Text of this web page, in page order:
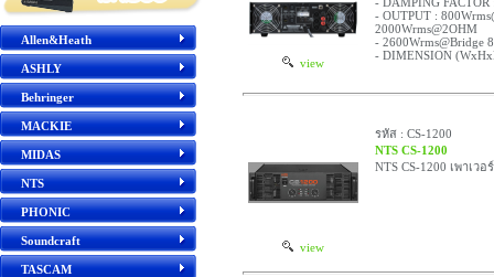
Allen&Heath
ASHLY
Behringer
MACKIE
MIDAS
NTS
PHONIC
Soundcraft
TASCAM
view
- OUTPUT :
2000Wrms@2OHM
- 2600Wrms@Bridge
- DIMENSION
view
รหัส : CS-1200
NTS CS-1200
NTS CS-1200 เพาเว